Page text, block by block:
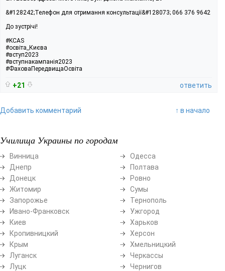
&#128242;Телефон для отримання консультації&#128073; 066 376 9642
До зустрічі!
#KCAS
#освіта_Києва
#вступ2023
#вступнакампанія2023
#ФаховаПередвищаОсвіта
+21 ответить
Добавить комментарий ↑ в начало
Училища Украины по городам
Винница
Днепр
Донецк
Житомир
Запорожье
Ивано-Франковск
Киев
Кропивницкий
Крым
Луганск
Луцк
Одесса
Полтава
Ровно
Сумы
Тернополь
Ужгород
Харьков
Херсон
Хмельницкий
Черкассы
Чернигов